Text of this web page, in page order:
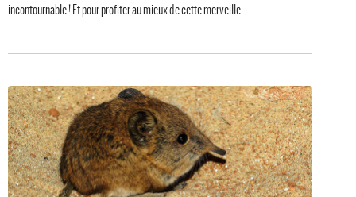
incontournable ! Et pour profiter au mieux de cette merveille...